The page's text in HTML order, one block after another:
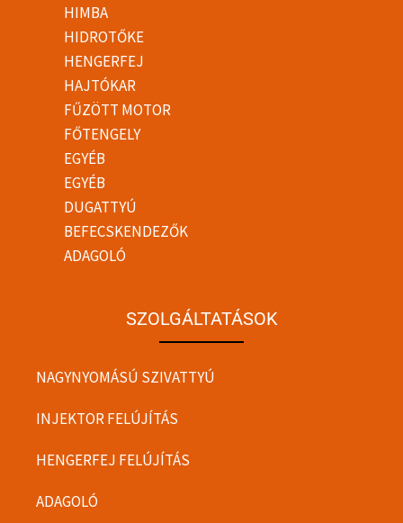
HIMBA
HIDROTŐKE
HENGERFEJ
HAJTÓKAR
FŰZÖTT MOTOR
FŐTENGELY
EGYÉB
EGYÉB
DUGATTYÚ
BEFECSKENDEZŐK
ADAGOLÓ
SZOLGÁLTATÁSOK
NAGYNYOMÁSÚ SZIVATTYÚ
INJEKTOR FELÚJÍTÁS
HENGERFEJ FELÚJÍTÁS
ADAGOLÓ